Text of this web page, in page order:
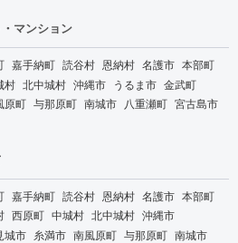
マンション
嘉手納町 読谷村 恩納村 名護市 本部町
村 北中城村 沖縄市 うるま市 金武町
原町 与那原町 南城市 八重瀬町 宮古島市
嘉手納町 読谷村 恩納村 名護市 本部町
西原町 中城村 北中城村 沖縄市
城市 糸満市 南風原町 与那原町 南城市